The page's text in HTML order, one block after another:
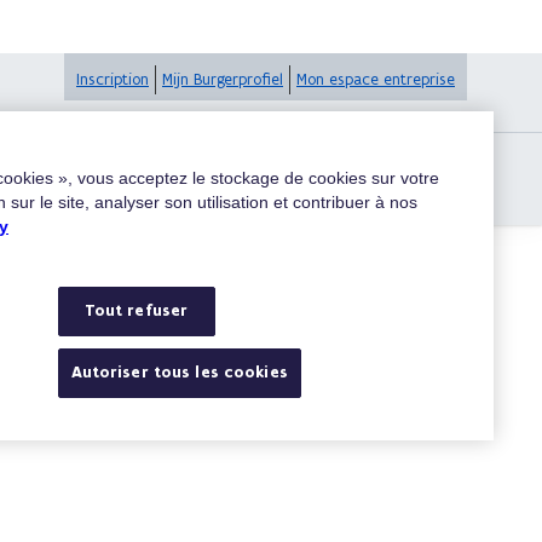
Inscription Mijn Burgerprofiel Mon espace entreprise
», vous acceptez le stockage de cookies sur votre
sur le site, analyser son utilisation et contribuer à nos
Tout refuser
Autoriser tous les cookies